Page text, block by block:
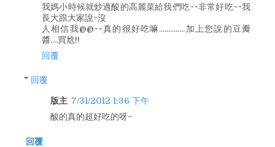
我媽小時候就炒過酸的高麗菜給我們吃~~非常好吃~~我
長大跟大家說~沒
人相信我@@~~真的很好吃嘛..............加上您說的豆瓣
醬....買尬!!
回覆
回覆
版主 7/31/2012 1:36 下午
酸的真的超好吃的呀~
回覆